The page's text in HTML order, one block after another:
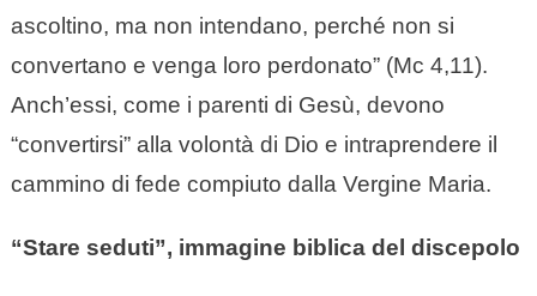
ascoltino, ma non intendano, perché non si
convertano e venga loro perdonato” (Mc 4,11).
Anch’essi, come i parenti di Gesù, devono
“convertirsi” alla volontà di Dio e intraprendere il
cammino di fede compiuto dalla Vergine Maria.
“Stare seduti”, immagine biblica del discepolo